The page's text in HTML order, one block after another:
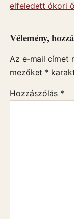
elfeledett ókori
Vélemény,
Az e-mail címet
mezőket *
Hozzászólás *